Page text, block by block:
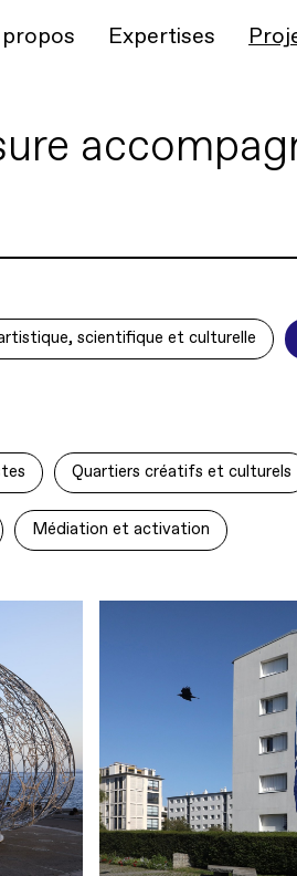
Expertises
scientifique et culturelle
Quartiers créatifs et culturels
Médiation et activation